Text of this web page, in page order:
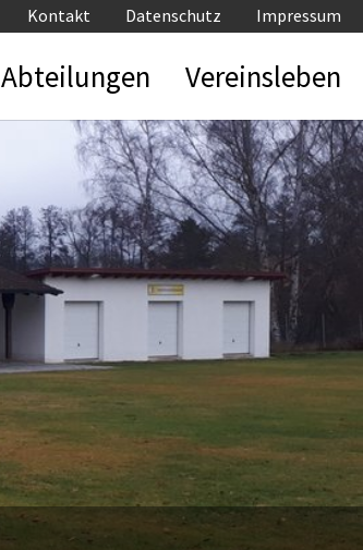
Kontakt Datenschutz Impressum
Abteilungen Vereinsleben